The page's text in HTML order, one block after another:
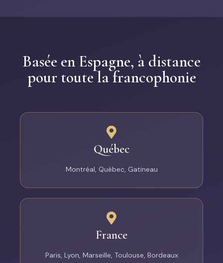
Basée en Espagne, à distance
pour toute la francophonie
Québec
Montréal, Québec, Gatineau
France
Paris, Lyon, Marseille, Toulouse, Bordeaux